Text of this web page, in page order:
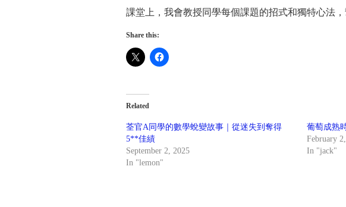
課堂上，我會教授同學每個課題的招式和獨特心法
Share this:
Related
荃官A同學的數學蛻變故事｜從迷失到奪得
5**佳績
September 2, 2025
In "lemon"
葡萄成熟
February
In "jack"